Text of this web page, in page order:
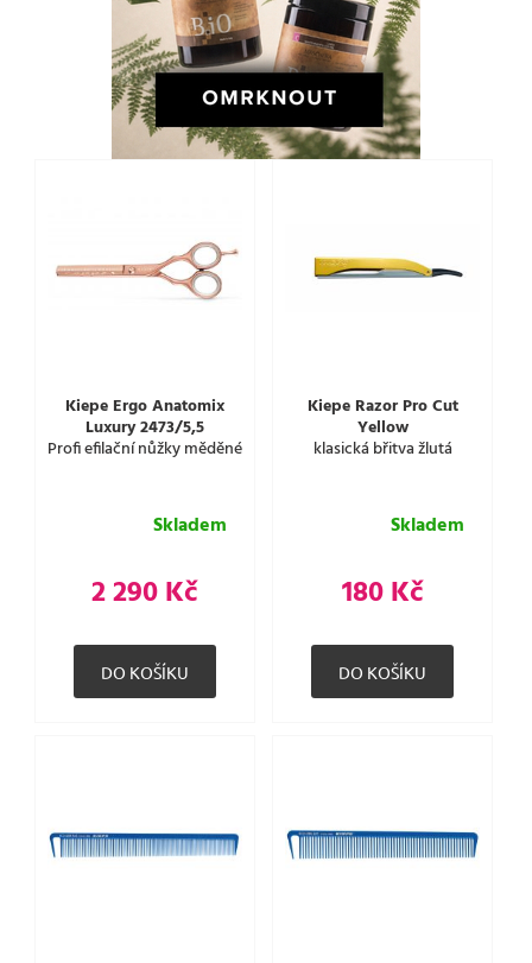
Kiepe Ergo Anatomix
Luxury 2473/5,5
Profi efilační nůžky měděné
Skladem
2 290 Kč
Kiepe Razor Pro Cut
Yellow
klasická břitva žlutá
Skladem
180 Kč